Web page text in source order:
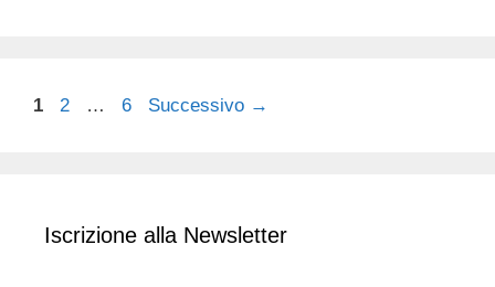
Pagina
1 Pagina
2 … Pagina
6 Successivo →
Iscrizione alla Newsletter